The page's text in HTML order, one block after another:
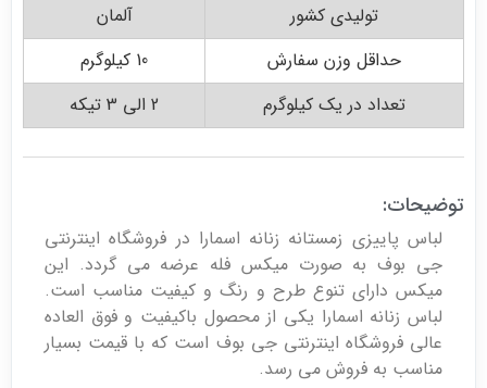
تولیدی کشور
آلمان
حداقل وزن سفارش
10 کیلوگرم
تعداد در یک کیلوگرم
2 الی 3 تیکه
توضیحات:
لباس پاییزی زمستانه زنانه اسمارا در فروشگاه اینترنتی
جی بوف به صورت میکس فله عرضه می گردد. این
میکس دارای تنوع طرح و رنگ و کیفیت مناسب است.
لباس زنانه اسمارا یکی از محصول باکیفیت و فوق العاده
عالی فروشگاه اینترنتی جی بوف است که با قیمت بسیار
مناسب به فروش می رسد.